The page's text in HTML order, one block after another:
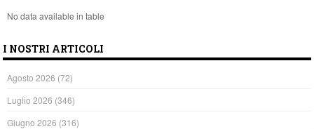
No data available in table
I NOSTRI ARTICOLI
Agosto 2026 (72)
Luglio 2026 (346)
Giugno 2026 (316)